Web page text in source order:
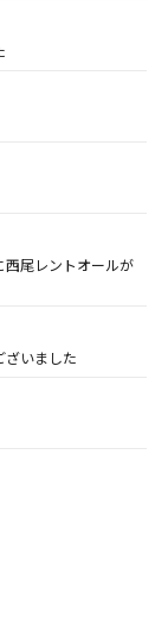
西尾レントオールが
ざいました